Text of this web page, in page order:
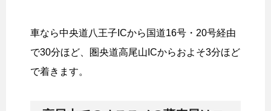
車なら中央道八王子ICから国道16号・20号経由
で30分ほど、圏央道高尾山ICからおよそ3分ほど
で着きます。